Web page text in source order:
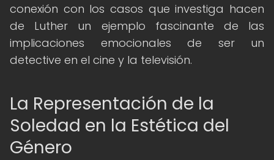
conexión con los casos que investiga hacen
de Luther un ejemplo fascinante de las
implicaciones emocionales de ser un
detective en el cine y la televisión.
La Representación de la
Soledad en la Estética del
Género